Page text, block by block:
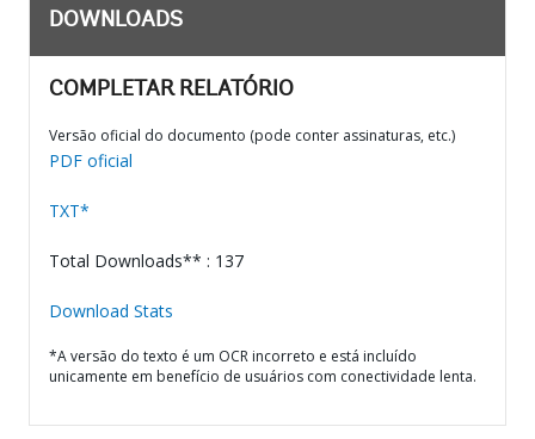
DOWNLOADS
COMPLETAR RELATÓRIO
Versão oficial do documento (pode conter assinaturas, etc.)
PDF oficial
TXT*
Total Downloads** : 137
Download Stats
*A versão do texto é um OCR incorreto e está incluído
unicamente em benefício de usuários com conectividade lenta.